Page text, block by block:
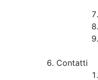
Contatti